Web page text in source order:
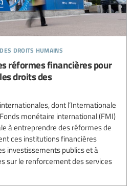
droits humains
réformes financières pour
droits des
dont l’Internationale
monétaire international (FMI)
à entreprendre des réformes de
ces institutions financières
investissements publics et à
sur le renforcement des services